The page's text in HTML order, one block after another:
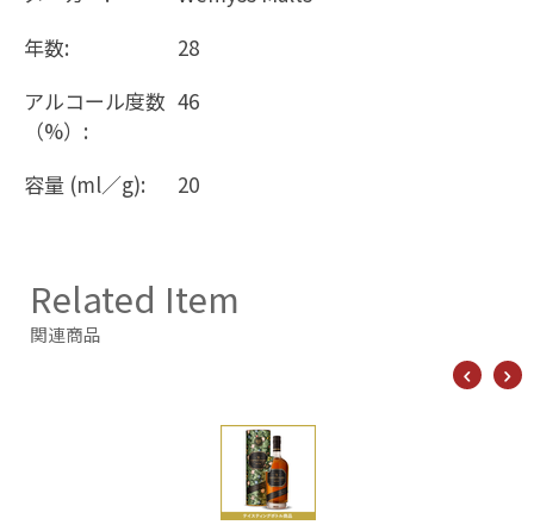
年数:
28
アルコール度数
（%）:
46
容量 (ml／g): 20
Related Item
関連商品